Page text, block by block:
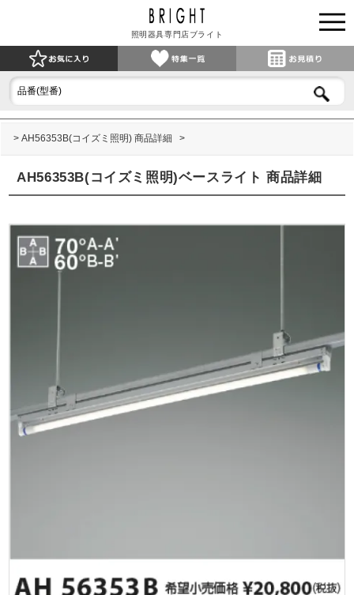
照明器具専門店ブライト
AH56353B(コイズミ照明) 商品詳細
AH56353B(コイズミ照明)ベースライト 商品詳細